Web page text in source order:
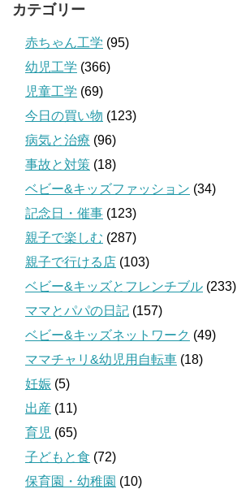
カテゴリー
赤ちゃん工学 (95)
幼児工学 (366)
児童工学 (69)
今日の買い物 (123)
病気と治療 (96)
事故と対策 (18)
ベビー&キッズファッション (34)
記念日・催事 (123)
親子で楽しむ (287)
親子で行ける店 (103)
ベビー&キッズとフレンチブル (233)
ママとパパの日記 (157)
ベビー&キッズネットワーク (49)
ママチャリ&幼児用自転車 (18)
妊娠 (5)
出産 (11)
育児 (65)
子どもと食 (72)
保育園・幼稚園 (10)